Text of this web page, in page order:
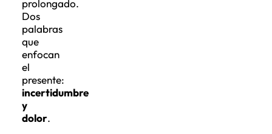
prolongado.
Dos
palabras
que
enfocan
el
presente:
incertidumbre
y
dolor.